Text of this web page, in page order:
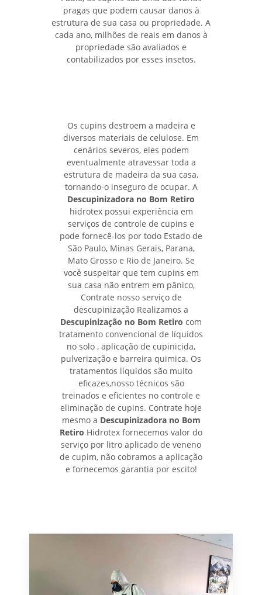
pragas que podem causar danos à
estrutura de sua casa ou propriedade. A
cada ano, milhões de reais em danos à
propriedade são avaliados e
contabilizados por esses insetos.
Os cupins destroem a madeira e
diversos materiais de celulose. Em
cenários severos, eles podem
eventualmente atravessar toda a
estrutura de madeira da sua casa,
tornando-o inseguro de ocupar. A
Descupinizadora no Bom Retiro
hidrotex possui experiência em
serviços de controle de cupins e
pode fornecê-los por todo Estado de
São Paulo, Minas Gerais, Parana,
Mato Grosso e Rio de Janeiro. Se
você suspeitar que tem cupins em
sua casa não entrem em pânico,
Contrate nosso serviço de
descupinização Realizamos a
Descupinização no Bom Retiro com
tratamento convencional de líquidos
no solo , aplicação de cupinicida,
pulverização e barreira quimica. Os
tratamentos líquidos são muito
eficazes,nosso técnicos são
treinados e eficientes no controle e
eliminação de cupins. Contrate hoje
mesmo a Descupinizadora no Bom
Retiro Hidrotex fornecemos valor do
serviço por litro aplicado de veneno
de cupim, não cobramos a aplicação
e fornecemos garantia por escito!